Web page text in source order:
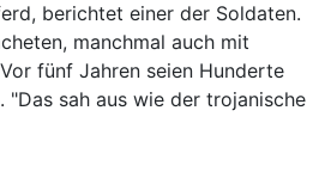
berichtet einer der Soldaten.
manchmal auch mit
fünf Jahren seien Hunderte
"Das sah aus wie der trojanische